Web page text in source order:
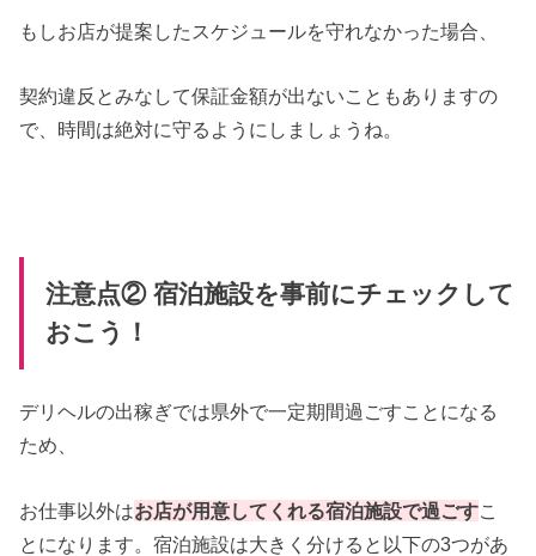
もしお店が提案したスケジュールを守れなかった場合、
契約違反とみなして保証金額が出ないこともありますの
で、時間は絶対に守るようにしましょうね。
注意点② 宿泊施設を事前にチェックして
おこう！
デリヘルの出稼ぎでは県外で一定期間過ごすことになる
ため、
お仕事以外はお店が用意してくれる宿泊施設で過ごすこ
とになります。宿泊施設は大きく分けると以下の3つがあ